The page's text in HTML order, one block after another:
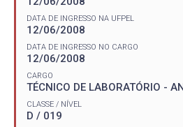
DATA DE INGRESSO NA UFPEL
12/06/2008
DATA DE INGRESSO NO CARGO
12/06/2008
CARGO
TÉCNICO DE LABORATÓRIO -
CLASSE / NÍVEL
D / 019